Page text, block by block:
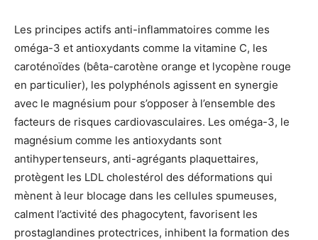
Les principes actifs anti-inflammatoires comme les
oméga-3 et antioxydants comme la vitamine C, les
caroténoïdes (bêta-carotène orange et lycopène rouge
en particulier), les polyphénols agissent en synergie
avec le magnésium pour s’opposer à l’ensemble des
facteurs de risques cardiovasculaires. Les oméga-3, le
magnésium comme les antioxydants sont
antihypertenseurs, anti-agrégants plaquettaires,
protègent les LDL cholestérol des déformations qui
mènent à leur blocage dans les cellules spumeuses,
calment l’activité des phagocytent, favorisent les
prostaglandines protectrices, inhibent la formation des